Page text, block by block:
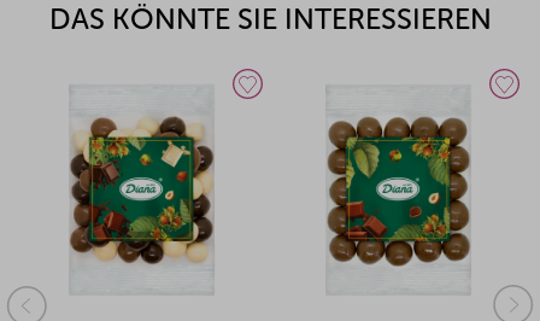
DAS KÖNNTE SIE INTERESSIEREN